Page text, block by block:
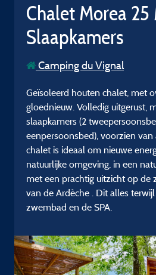
Chalet Morea 25
Slaapkamers
Camping du Vignal
Geïsoleerd houten chalet, met
gloednieuw. Volledig uitgerust,
slaapkamers (2
eenpersoonsbed), voorzien
chalet is ideaal om nieuwe
natuurlijke omgeving, in een
met een prachtig uitzicht op de
van de Ardèche . Dit alles
zwembad en de SPA.